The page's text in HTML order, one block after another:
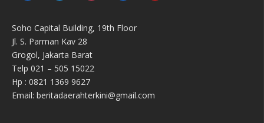
Soho Capital Building, 19th Floor
Jl. S. Parman Kav 28
Grogol, Jakarta Barat
Telp 021 – 505 15022
Hp : 0821 1369 9627
Email: beritadaerahterkini@gmail.com